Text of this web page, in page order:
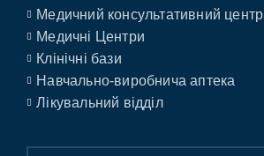
Медичний консультативний центр
Медичні Центри
Клінічні бази
Навчально-виробнича аптека
Лікувальний відділ